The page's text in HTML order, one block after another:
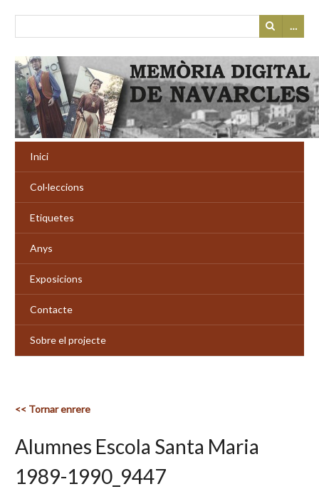
…
Inici
Col·leccions
Etiquetes
Anys
Exposicions
Contacte
Sobre el projecte
<< Tornar enrere
Alumnes Escola Santa Maria
1989-1990_9447